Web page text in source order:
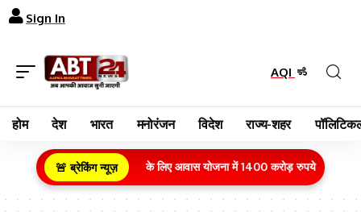
Sign In
AQI
होम देश भारत मनोरंजन विदेश राज्य-शहर
🚨 ब्रेकिंग न्यूज़
ग्रामीण क्षेत्र के गरीब परिवारों के लिए आवास योजना में 1400 करोड़ रुपये का बजट